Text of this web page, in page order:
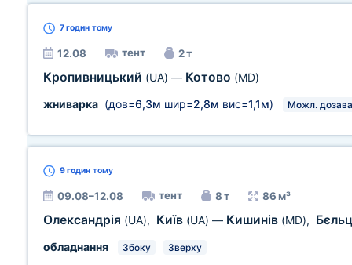
7 годин тому
12.08 тент 2 т
Кропивницький (UA) — Котово (MD)
жниварка (дов=6,3м шир=2,8м вис=1,1м) Можл.
9 годин тому
09.08–12.08 тент 8 т 86 м³
Олександрія (UA), Київ (UA) — Кишинів (MD),
обладнання Збоку Зверху